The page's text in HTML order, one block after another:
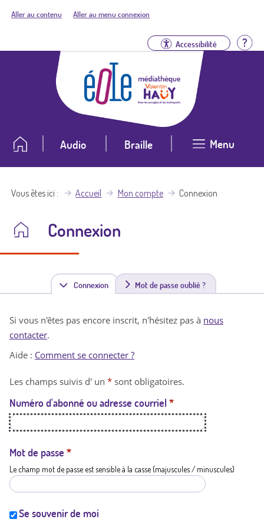
Aller au contenu Aller au menu connexion
Accessibilité
Audio Braille Menu
Vous êtes ici Accueil Mon compte Connexion
Connexion
Connexion(
n
t
a
t
i
Mot de passe oublié ?
Si vous n'êtes pas encore inscrit, n'hésitez pas à nous
contacter.
Aide : Comment se connecter ?
Les champs suivis d' un * sont obligatoires.
Numéro d'abonné ou adresse courriel *
Mot de passe *
Le champ mot de passe est sensible à la casse (majuscules / minuscules)
Se souvenir de moi